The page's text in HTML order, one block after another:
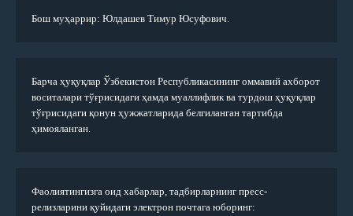
Бош муҳаррир: Юлдашев Тимур Юсуфович.
Барча ҳуқуқлар Ўзбекистон Республикасининг оммавий ахборот
воситалари тўғрисидаги ҳамда муаллифлик ва турдош ҳуқуқлар
тўғрисидаги қонун ҳужжатларида белгиланган тартибда
ҳимояланган.
Фаолиятингизга оид хабарлар, тадбирларнинг пресс-
релизларини қуйидаги электрон почтага юборинг: